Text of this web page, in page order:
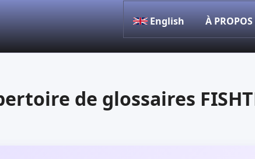
English
À
de glossaires